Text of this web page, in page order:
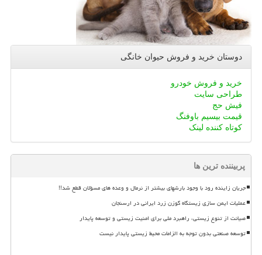
دوستان خرید و فروش حیوان خانگی
خرید و فروش خودرو
طراحی سایت
فیش حج
قیمت بیسیم باوفنگ
کوتاه کننده لینک
پربیننده ترین ها
جریان زاینده رود با وجود بارشهای بیشتر از نرمال و وعده های مسؤلان قطع شد!!
عملیات ایمن سازی زیستگاه گوزن زرد ایرانی در ارسنجان
صیانت از تنوع زیستی، راهبرد ملی برای امنیت زیستی و توسعه پایدار
توسعه صنعتی بدون توجه به الزامات محیط زیستی پایدار نیست